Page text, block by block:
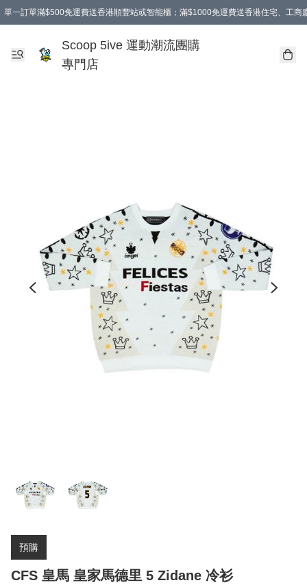
單一訂單滿$500免運費送香港順豐站或智能櫃；滿$1000免運費送香港住宅、工商
Scoop 5ive 運動潮流團購
專門店
預購
CFS 皇馬 皇家馬德里 5 Zidane 冷衫